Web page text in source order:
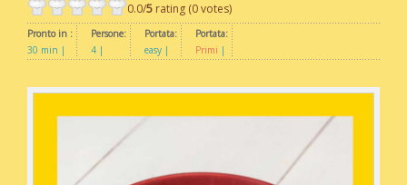
0.0/5 rating (0 votes)
Pronto in :
30 min
Persone:
4
Portata:
easy
Portata:
Primi